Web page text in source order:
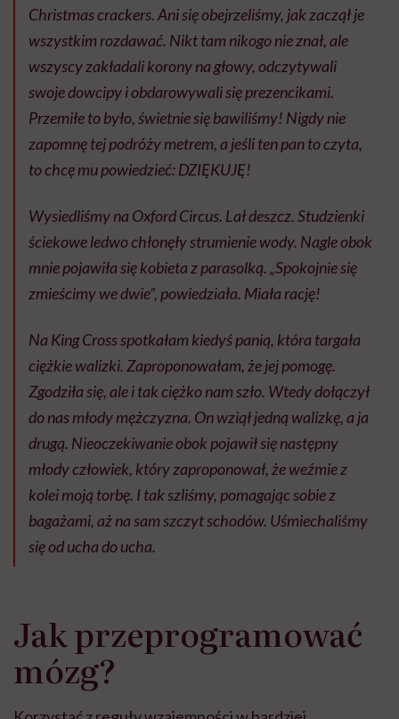
Christmas crackers. Ani się obejrzeliśmy, jak zaczął je
wszystkim rozdawać. Nikt tam nikogo nie znał, ale
wszyscy zakładali korony na głowy, odczytywali
swoje dowcipy i obdarowywali się prezencikami.
Przemiłe to było, świetnie się bawiliśmy! Nigdy nie
zapomnę tej podróży metrem, a jeśli ten pan to czyta,
to chcę mu powiedzieć: DZIĘKUJĘ!
Wysiedliśmy na Oxford Circus. Lał deszcz. Studzienki
ściekowe ledwo chłonęły strumienie wody. Nagle obok
mnie pojawiła się kobieta z parasolką. „Spokojnie się
zmieścimy we dwie”, powiedziała. Miała rację!
Na King Cross spotkałam kiedyś panią, która targała
ciężkie walizki. Zaproponowałam, że jej pomogę.
Zgodziła się, ale i tak ciężko nam szło. Wtedy dołączył
do nas młody mężczyzna. On wziął jedną walizkę, a ja
drugą. Nieoczekiwanie obok pojawił się następny
młody człowiek, który zaproponował, że weźmie z
kolei moją torbę. I tak szliśmy, pomagając sobie z
bagażami, aż na sam szczyt schodów. Uśmiechaliśmy
się od ucha do ucha.
Jak przeprogramować
mózg?